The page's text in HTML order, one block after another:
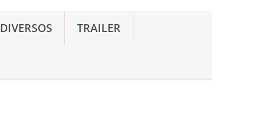
DIVERSOS TRAILER